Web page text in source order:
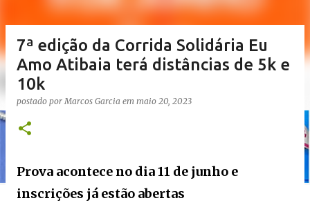
7ª edição da Corrida Solidária Eu
Amo Atibaia terá distâncias de 5k e
10k
postado porMarcos Garcia em maio 20, 2023
Prova acontece no dia 11 de junho e
inscrições já estão abertas